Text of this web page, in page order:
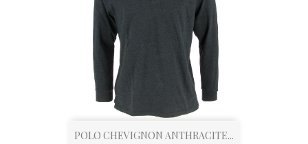
POLO CHEVIGNON ANTHRACITE...